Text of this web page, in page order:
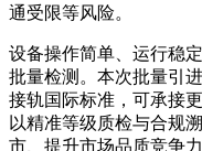
通受限等风险。
设备操作简单、运行稳
批量检测。本次批量引
接轨国际标准，可承接
以精准等级质检与合规
市、提升市场品质竞争力